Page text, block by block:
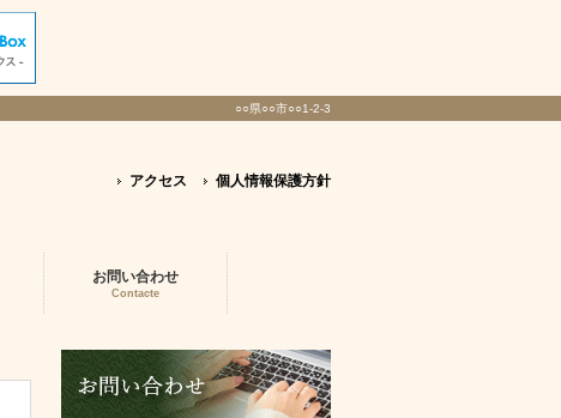
○○県○○市○○1-2-3
アクセス 個人情報保護方針
お問い合わせ
Contacte